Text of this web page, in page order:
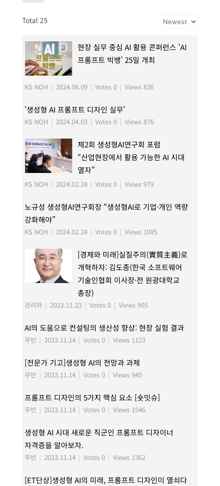
Total 25
현장 실무 중심 AI 활용 콘퍼런스 'AI
프롬프트 빅뱅' 25일 개최
KS NOH | 2024.06.09 | Votes 0 | Views 836
'생성형 AI 프롬프트 디자인 실무'
KS NOH | 2024.04.03 | Votes 0 | Views 876
제2회 생성형AI연구회 포럼
“산업현장에서 활용 가능한 AI 시대
열자”
KS NOH | 2024.02.24 | Votes 0 | Views 979
노규성 생성형AI연구회장 “생성형AI로 기업·개인 역량
강화해야”
KS NOH | 2024.02.24 | Votes 0 | Views 1085
[경제와 미래]실질주의(實質主義)로
개혁하자: 김도종(한국 소프트웨어
기술인협회 이사장·전 원광대학교
총장)
관리자 | 2023.11.23 | Votes 0 | Views 905
AI의 도움으로 컨설팅의 생산성 향상: 현장 실험 결과
무빈 | 2023.11.14 | Votes 0 | Views 1123
[전문가 기고]생성형 AI의 전망과 과제
무빈 | 2023.11.14 | Votes 0 | Views 945
프롬프트 디자인의 5가지 핵심 요소 [숏잇슈]
무빈 | 2023.11.14 | Votes 0 | Views 1546
생성형 AI 시대 새로운 직군인 프롬프트 디자이너
자격증을 알아보자.
무빈 | 2023.11.14 | Votes 0 | Views 1362
[ET단상]생성형 AI의 미래, 프롬프트 디자인이 열쇠다